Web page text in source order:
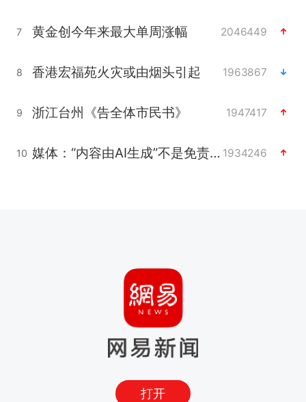
7 黄金创今年来最大单周涨幅 2046449
8 香港宏福苑火灾或由烟头引起 1963867
9 浙江台州《告全体市民书》 1947417
10 媒体：“内容由AI生成”不是免责盾牌 1934246
打开